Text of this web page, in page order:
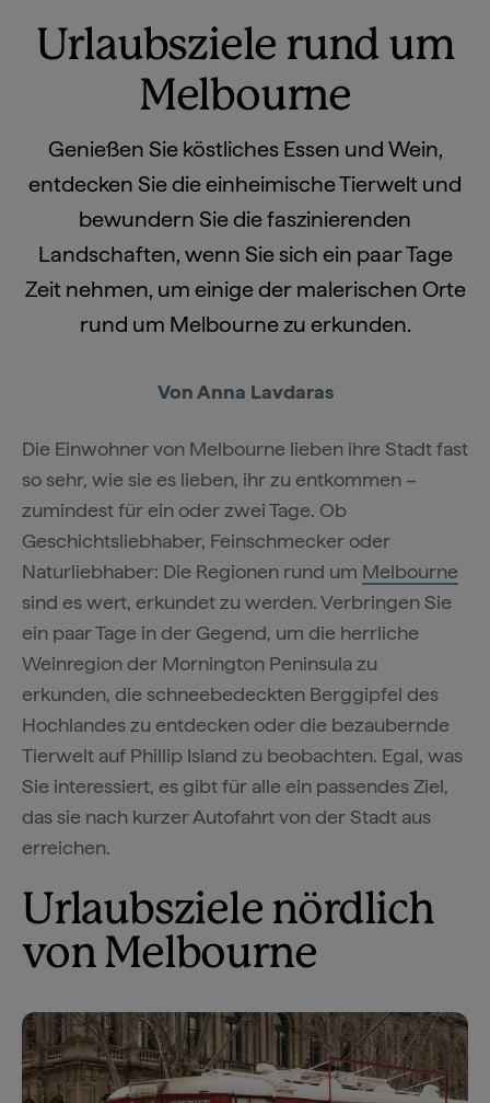
Urlaubsziele rund um
Melbourne
Genießen Sie köstliches Essen und Wein,
entdecken Sie die einheimische Tierwelt und
bewundern Sie die faszinierenden
Landschaften, wenn Sie sich ein paar Tage
Zeit nehmen, um einige der malerischen Orte
rund um Melbourne zu erkunden.
Von Anna Lavdaras
Die Einwohner von Melbourne lieben ihre Stadt fast
so sehr, wie sie es lieben, ihr zu entkommen –
zumindest für ein oder zwei Tage. Ob
Geschichtsliebhaber, Feinschmecker oder
Naturliebhaber: Die Regionen rund um Melbourne
sind es wert, erkundet zu werden. Verbringen Sie
ein paar Tage in der Gegend, um die herrliche
Weinregion der Mornington Peninsula zu
erkunden, die schneebedeckten Berggipfel des
Hochlandes zu entdecken oder die bezaubernde
Tierwelt auf Phillip Island zu beobachten. Egal, was
Sie interessiert, es gibt für alle ein passendes Ziel,
das sie nach kurzer Autofahrt von der Stadt aus
erreichen.
Urlaubsziele nördlich
von Melbourne